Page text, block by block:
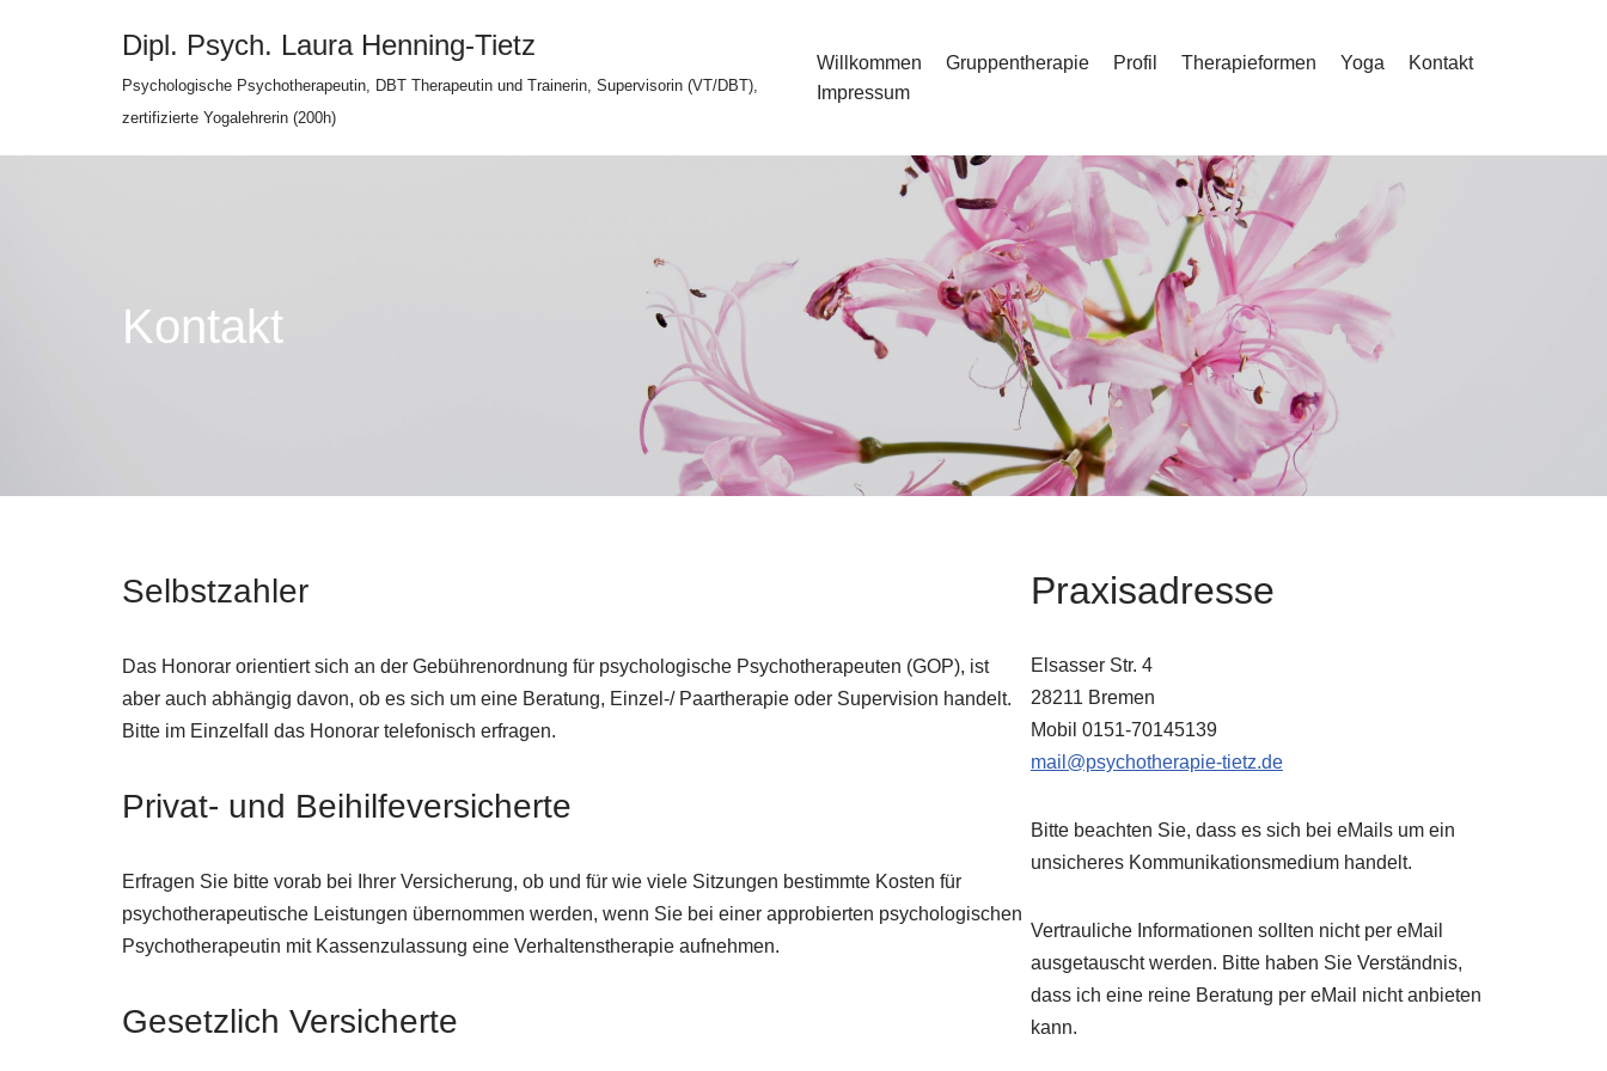
Dipl. Psych. Laura Henning-Tietz
Psychologische Psychotherapeutin, DBT Therapeutin und Trainerin, Supervisorin (VT/DBT),
zertifizierte Yogalehrerin (200h)
Willkommen Gruppentherapie Profil Therapieformen Yoga
Kontakt
Impressum
Kontakt
Selbstzahler
Das Honorar orientiert sich an der Gebührenordnung für psychologische Psychotherapeuten (GOP), ist
aber auch abhängig davon, ob es sich um eine Beratung, Einzel-/ Paartherapie oder Supervision handelt.
Bitte im Einzelfall das Honorar telefonisch erfragen.
Privat- und Beihilfeversicherte
Erfragen Sie bitte vorab bei Ihrer Versicherung, ob und für wie viele Sitzungen bestimmte Kosten für
psychotherapeutische Leistungen übernommen werden, wenn Sie bei einer approbierten psychologischen
Psychotherapeutin mit Kassenzulassung eine Verhaltenstherapie aufnehmen.
Gesetzlich Versicherte
Praxisadresse
Elsasser Str. 4
28211 Bremen
Mobil 0151-70145139
mail@psychotherapie-tietz.de
Bitte beachten Sie, dass es sich bei eMails um ein
unsicheres Kommunikationsmedium handelt.
Vertrauliche Informationen sollten nicht per eMail
ausgetauscht werden. Bitte haben Sie Verständnis,
dass ich eine reine Beratung per eMail nicht anbieten
kann.